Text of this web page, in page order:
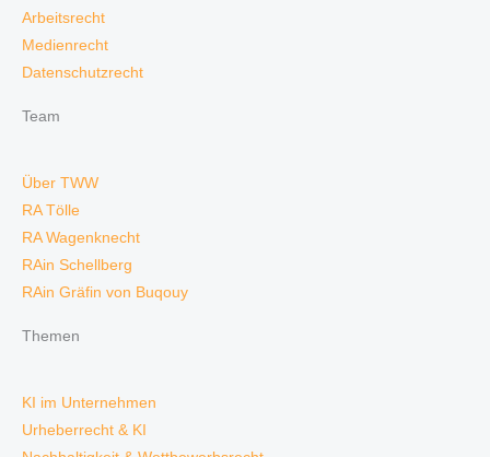
Arbeitsrecht
Medienrecht
Datenschutzrecht
Team
Über TWW
RA Tölle
RA Wagenknecht
RAin Schellberg
RAin Gräfin von Buqouy
Themen
KI im Unternehmen
Urheberrecht & KI